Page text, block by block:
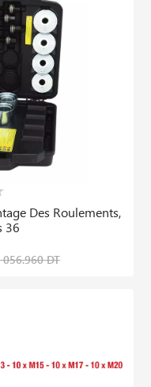
Des Roulements,
36
056.960 DT